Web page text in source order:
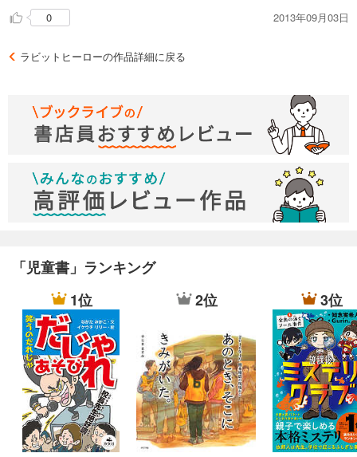
宇佐の同級生で演劇マニアの輪島に台本を書いてもらい、足り
ない武器や装備を作り、3年バスケ部の人たちも手伝ってくれ
ところが、宇佐は特撮は好きだが、体力はない。
0 2013年09月03日
ラビットヒーローの作品詳細に戻る
「児童書」ランキング
1位
2位 3位